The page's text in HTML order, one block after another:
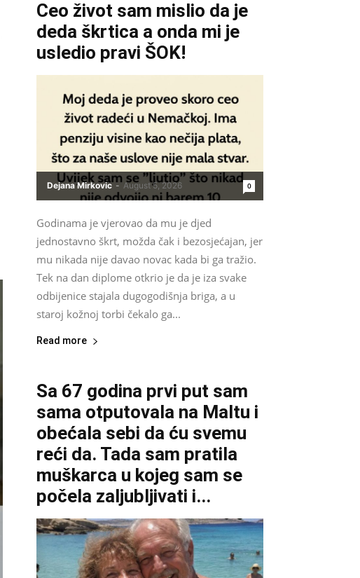
Ceo život sam mislio da je
deda škrtica a onda mi je
usledio pravi ŠOK!
Dejana Mirkovic - August 5, 2026 0
Godinama je vjerovao da mu je djed
jednostavno škrt, možda čak i bezosjećajan, jer
mu nikada nije davao novac kada bi ga tražio.
Tek na dan diplome otkrio je da je iza svake
odbijenice stajala dugogodišnja briga, a u
staroj kožnoj torbi čekalo ga...
Read more
Sa 67 godina prvi put sam
sama otputovala na Maltu i
obećala sebi da ću svemu
reći da. Tada sam pratila
muškarca u kojeg sam se
počela zaljubljivati i...